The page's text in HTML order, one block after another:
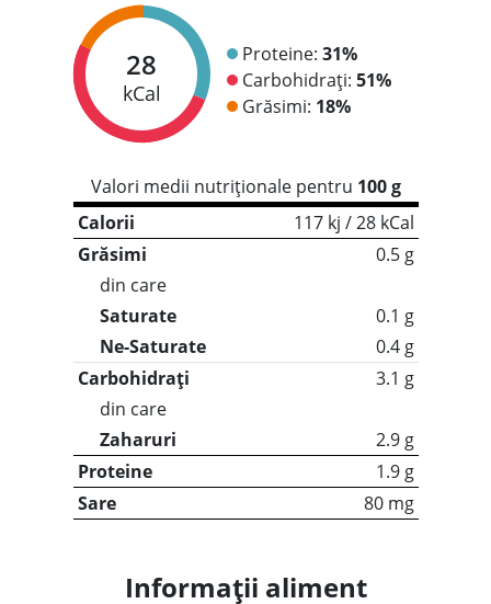
28
kCal
Proteine: 31%
Carbohidrați: 51%
Grăsimi: 18%
Valori medii nutriționale pentru 100 g
Calorii
117 kj / 28 kCal
Grăsimi
0.5 g
din care
Saturate
0.1 g
Ne-Saturate
0.4 g
Carbohidrați
3.1 g
din care
Zaharuri
2.9 g
Proteine
1.9 g
Sare
80 mg
Informații aliment